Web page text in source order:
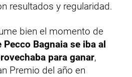
resultados y regularidad.
bien el momento de
Pecco Bagnaia se iba al
para ganar,
Premio del año en